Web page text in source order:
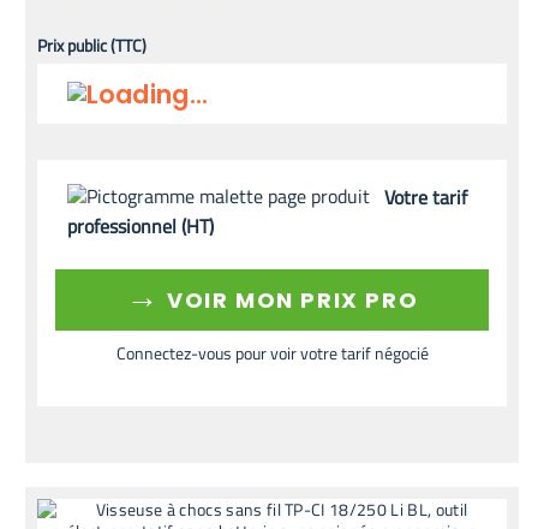
Prix public (TTC)
Votre tarif
professionnel (HT)
→ VOIR MON PRIX PRO
Connectez-vous pour voir votre tarif négocié